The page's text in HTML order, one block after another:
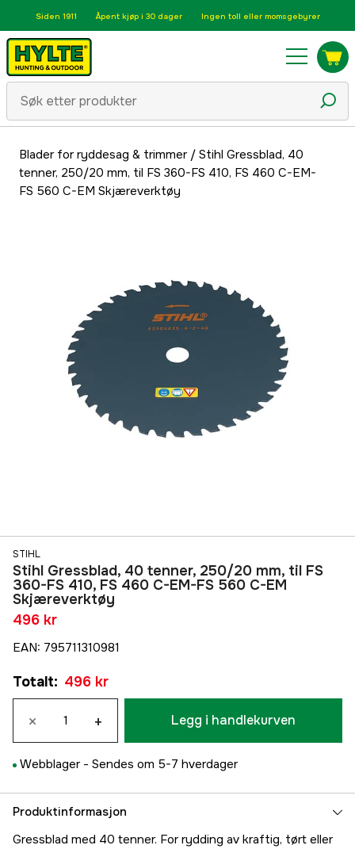
Siden 1911 Åpent kjøp i 30 dager Ingen toll eller momsgebyrer
Blader for ryddesag & trimmer/ Stihl Gressblad, 40
tenner, 250/20 mm, til FS 360-FS 410, FS 460 C-EM-
FS 560 C-EM Skjæreverktøy
STIHL
Stihl Gressblad, 40 tenner, 250/20 mm, til FS
360-FS 410, FS 460 C-EM-FS 560 C-EM
Skjæreverktøy
496 kr
EAN: 795711310981
Totalt: 496 kr
× + Legg i handlekurven
Webblager - Sendes om 5-7 hverdager
Produktinformasjon
Gressblad med 40 tenner. For rydding av kraftig, tørt eller